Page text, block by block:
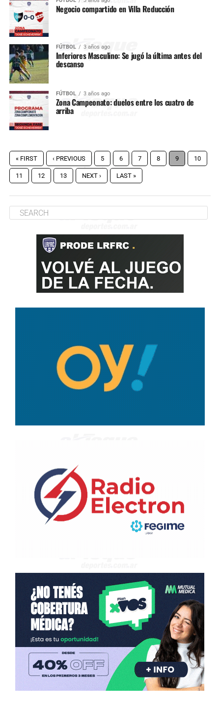
Negocio compartido en Villa Reducción
FÚTBOL 3 años ago
Inferiores Masculino: Se jugó la última antes del
descanso
FÚTBOL 3 años ago
Zona Campeonato: duelos entre los cuatro de
arriba
« FIRST ‹ PREVIOUS 5 6 7 8 9 10
11 12 13 NEXT › LAST »